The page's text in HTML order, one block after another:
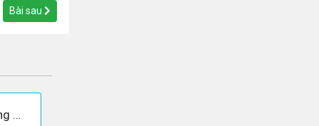
Bài sau
Cách mạng dân chủ tư sản tháng Hai 1917 đã làm được những việc gì?